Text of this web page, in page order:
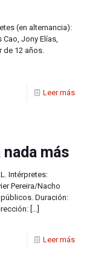
(en alternancia):
Jony Elías,
de 12 años.
Leer más
más
Intérpretes:
Pereira/Nacho
Duración:
[…]
Leer más